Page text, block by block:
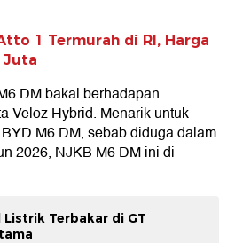
1 Termurah di RI, Harga
Juta
DM bakal berhadapan
Veloz Hybrid. Menarik untuk
M6 DM, sebab diduga dalam
2026, NJKB M6 DM ini di
Terbakar di GT